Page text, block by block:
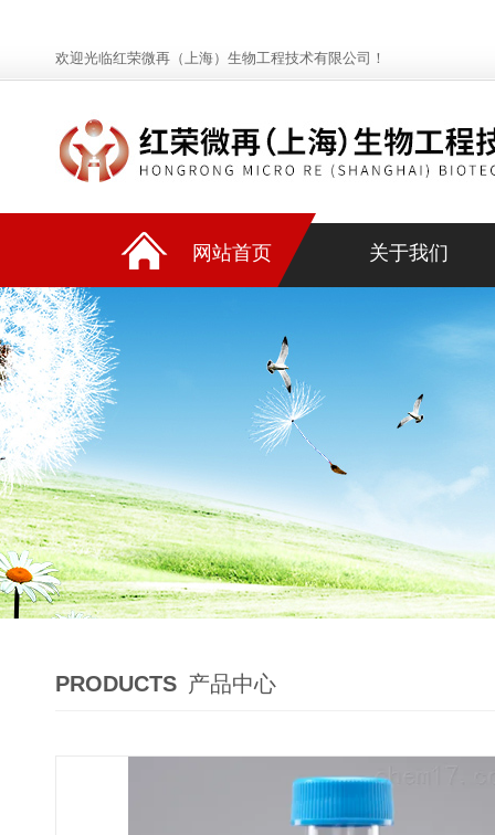
欢迎光临红荣微再（上海）生物工程技术有限公司！
网站首页 关于我们
PRODUCTS 产品中心